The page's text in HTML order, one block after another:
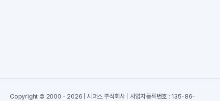
Copyright © 2000 - 2026 | 시머스 주식회사 | 사업자등록번호 : 135-86-